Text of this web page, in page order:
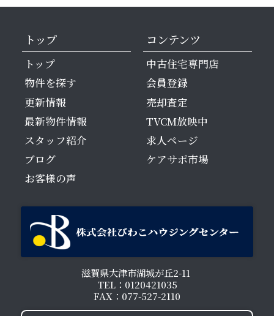
トップ
トップ
物件を探す
更新情報
最新物件情報
スタッフ紹介
ブログ
お客様の声
コンテンツ
中古住宅専門店
会員登録
売却査定
TVCM放映中
求人ページ
ケアサポ市場
滋賀県大津市湖城が丘2-11
TEL：0120421035
FAX：077-527-2110